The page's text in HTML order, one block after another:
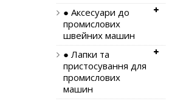
● Аксесуари до
промислових
швейних машин
● Лапки та
пристосування для
промислових
машин